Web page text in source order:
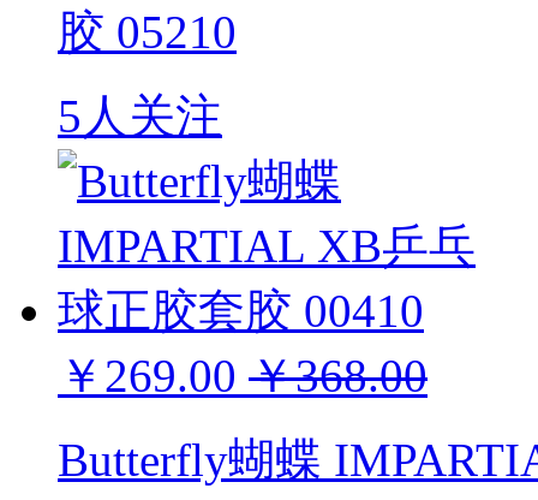
胶 05210
5人关注
￥269.00 ￥368.00
Butterfly蝴蝶